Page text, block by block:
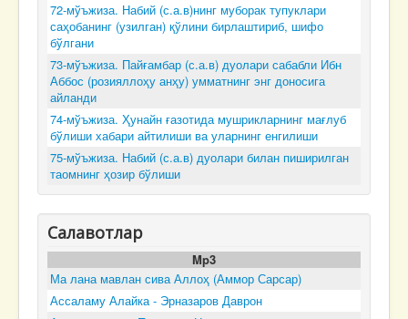
72-мўъжиза. Набий (с.а.в)нинг муборак тупуклари
саҳобанинг (узилган) қўлини бирлаштириб, шифо
бўлгани
73-мўъжиза. Пайғамбар (с.а.в) дуолари сабабли Ибн
Аббос (розияллоҳу анҳу) умматнинг энг доносига
айланди
74-мўъжиза. Ҳунайн ғазотида мушрикларнинг мағлуб
бўлиши хабари айтилиши ва уларнинг енгилиши
75-мўъжиза. Набий (с.а.в) дуолари билан пиширилган
таомнинг ҳозир бўлиши
Салавотлар
Mp3
Ма лана мавлан сива Аллоҳ (Аммор Сарсар)
Ассаламу Алайка - Эрназаров Даврон